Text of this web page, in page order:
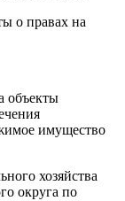
о правах на
объекты
имущество
хозяйства
округа по